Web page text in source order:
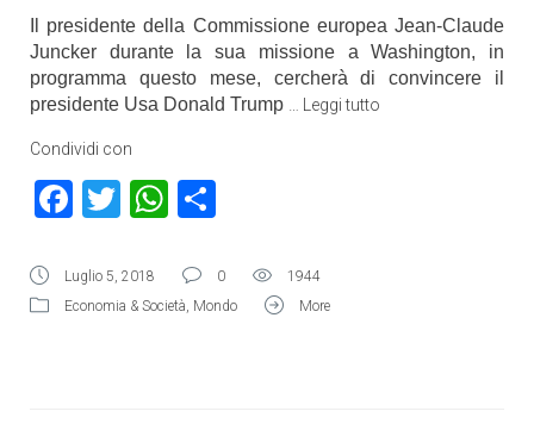
Il presidente della Commissione europea Jean-Claude
Juncker durante la sua missione a Washington, in
programma questo mese, cercherà di convincere il
presidente Usa Donald Trump
Leggi tutto
Condividi con
Facebook
TwitterWhatsApp
Luglio 5, 2018 0
1944
Economia & Società, Mondo More